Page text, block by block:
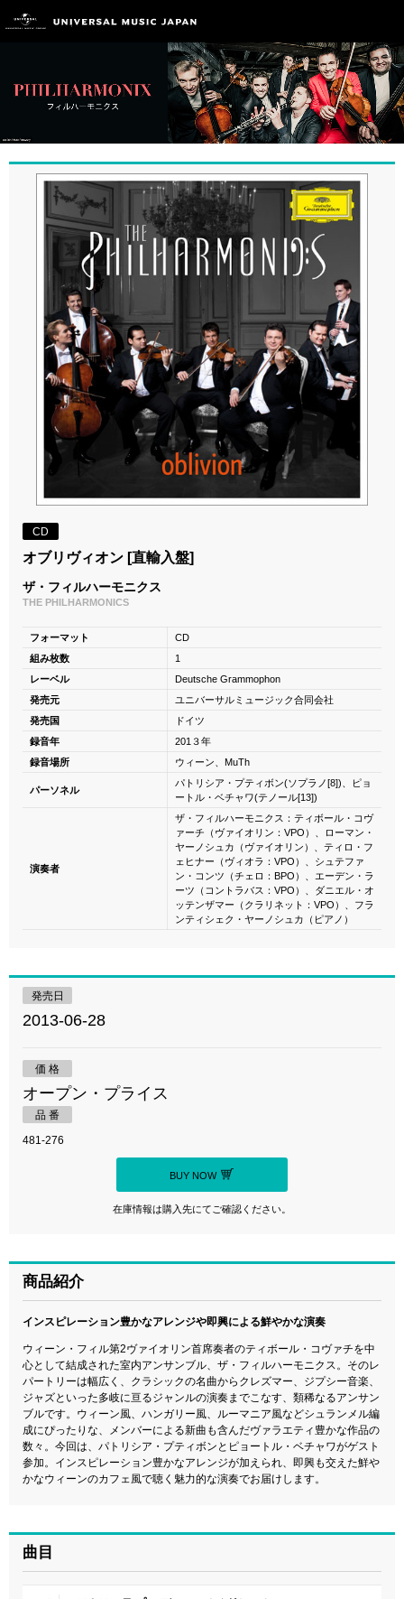
CD
オブリヴィオン [直輸入盤]
ザ・フィルハーモニクス
THE PHILHARMONICS
フォーマット
CD
組み枚数
1
レーベル
Deutsche Grammophon
発売元
ユニバーサルミュージック合同会社
発売国
ドイツ
録音年
201３年
録音場所
ウィーン、MuTh
パーソネル
パトリシア・プティボン(ソプラノ[8])、ピョ
ートル・ベチャワ(テノール[13])
演奏者
ザ・フィルハーモニクス：ティボール・コヴ
ァーチ（ヴァイオリン：VPO）、ローマン・
ヤーノシュカ（ヴァイオリン）、ティロ・フ
ェヒナー（ヴィオラ：VPO）、シュテファ
ン・コンツ（チェロ：BPO）、エーデン・ラ
ーツ（コントラバス：VPO）、ダニエル・オ
ッテンザマー（クラリネット：VPO）、フラ
ンティシェク・ヤーノシュカ（ピアノ）
発売日
2013-06-28
価 格
オープン・プライス
品 番
481-276
BUY NOW
在庫情報は購入先にてご確認ください。
商品紹介
インスピレーション豊かなアレンジや即興による鮮やかな演奏
ウィーン・フィル第2ヴァイオリン首席奏者のティボール・コヴァチを中
心として結成された室内アンサンブル、ザ・フィルハーモニクス。そのレ
パートリーは幅広く、クラシックの名曲からクレズマー、ジプシー音楽、
ジャズといった多岐に亘るジャンルの演奏までこなす、類稀なるアンサン
ブルです。ウィーン風、ハンガリー風、ルーマニア風などシュランメル編
成にぴったりな、メンバーによる新曲も含んだヴァラエティ豊かな作品の
数々。今回は、パトリシア・プティボンとピョートル・ベチャワがゲスト
参加。インスピレーション豊かなアレンジが加えられ、即興も交えた鮮や
かなウィーンのカフェ風で聴く魅力的な演奏でお届けします。
曲目